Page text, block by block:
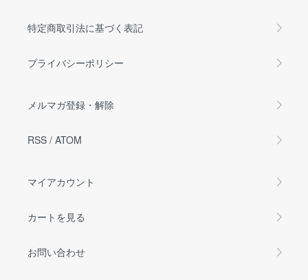
特定商取引法に基づく表記
プライバシーポリシー
メルマガ登録・解除
RSS / ATOM
マイアカウント
カートを見る
お問い合わせ